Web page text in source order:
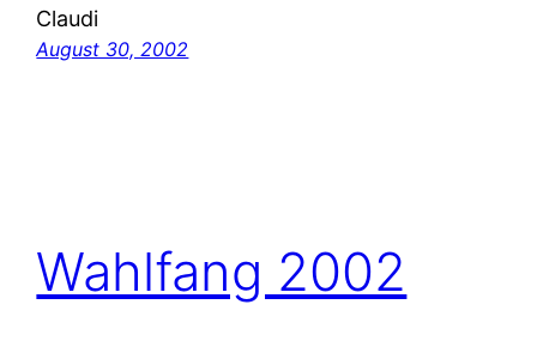
Claudi
August 30, 2002
Wahlfang 2002